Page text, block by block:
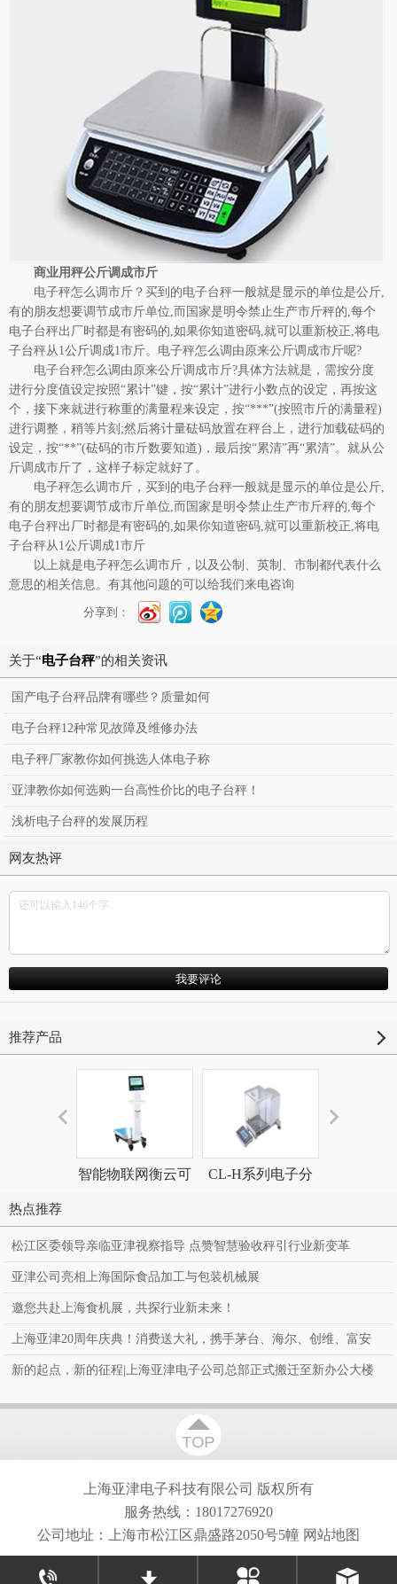
商业用秤公斤调成市斤
电子秤怎么调市斤？买到的电子台秤一般就是显示的单位是公斤,
有的朋友想要调节成市斤单位,而国家是明令禁止生产市斤秤的,每个
电子台秤出厂时都是有密码的,如果你知道密码,就可以重新校正,将电
子台秤从1公斤调成1市斤。电子秤怎么调由原来公斤调成市斤呢?
电子台秤怎么调由原来公斤调成市斤?具体方法就是，需按分度
进行分度值设定按照“累计”键，按“累计”进行小数点的设定，再按这
个，接下来就进行称重的满量程来设定，按“***”(按照市斤的满量程)
进行调整，稍等片刻;然后将计量砝码放置在秤台上，进行加载砝码的
设定，按“**”(砝码的市斤数要知道)，最后按“累清”再“累清”。就从公
斤调成市斤了，这样子标定就好了。
电子秤怎么调市斤，买到的电子台秤一般就是显示的单位是公斤,
有的朋友想要调节成市斤单位,而国家是明令禁止生产市斤秤的,每个
电子台秤出厂时都是有密码的,如果你知道密码,就可以重新校正,将电
子台秤从1公斤调成1市斤
以上就是电子秤怎么调市斤，以及公制、英制、市制都代表什么
意思的相关信息。有其他问题的可以给我们来电咨询
分享到：
关于“电子台秤”的相关资讯
国产电子台秤品牌有哪些？质量如何
电子台秤12种常见故障及维修办法
电子秤厂家教你如何挑选人体电子称
亚津教你如何选购一台高性价比的电子台秤！
浅析电子台秤的发展历程
网友热评
推荐产品
智能物联网衡云可 CL-H系列电子分
热点推荐
松江区委领导亲临亚津视察指导 点赞智慧验收秤引行业新变革
亚津公司亮相上海国际食品加工与包装机械展
邀您共赴上海食机展，共探行业新未来！
上海亚津20周年庆典！消费送大礼，携手茅台、海尔、创维、富安
娜、罗莱、百万豪礼送到家！
新的起点，新的征程|上海亚津电子公司总部正式搬迁至新办公大楼
上海亚津电子科技有限公司 版权所有
服务热线：18017276920
公司地址：上海市松江区鼎盛路2050号5幢 网站地图